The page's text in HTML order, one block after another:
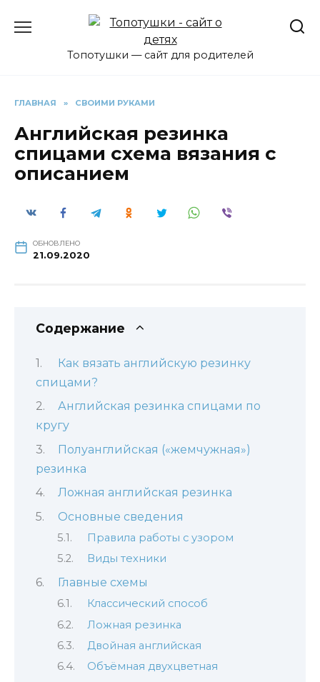
Топотушки — сайт для родителей
ГЛАВНАЯ » СВОИМИ РУКАМИ
Английская резинка
спицами схема вязания с
описанием
ОБНОВЛЕНО
21.09.2020
Содержание
Как вязать английскую резинку
спицами?
Английская резинка спицами по
кругу
Полуанглийская («жемчужная»)
резинка
Ложная английская резинка
Основные сведения
Правила работы с узором
Виды техники
Главные схемы
Классический способ
Ложная резинка
Двойная английская
Объёмная двухцветная